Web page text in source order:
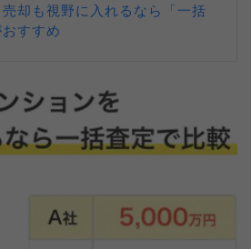
却も視野に入れるなら「一括
すすめ